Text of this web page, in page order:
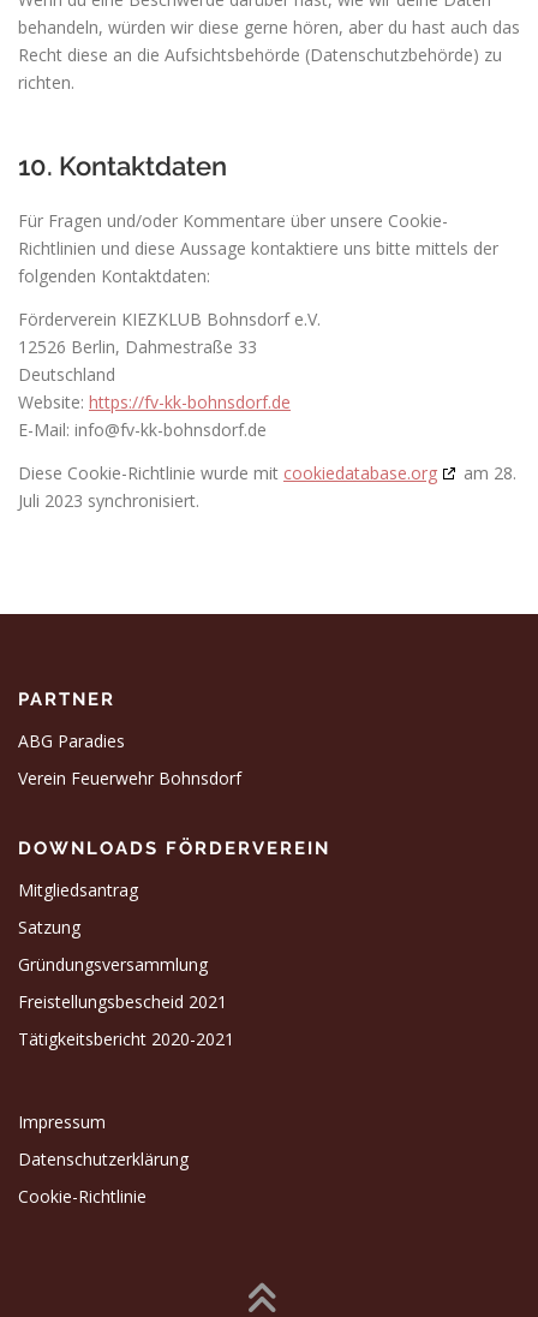
behandeln, würden wir diese gerne hören, aber du hast auch das
Recht diese an die Aufsichtsbehörde (Datenschutzbehörde) zu
richten.
10. Kontaktdaten
Für Fragen und/oder Kommentare über unsere Cookie-
Richtlinien und diese Aussage kontaktiere uns bitte mittels der
folgenden Kontaktdaten:
Förderverein KIEZKLUB Bohnsdorf e.V.
12526 Berlin, Dahmestraße 33
Deutschland
Website: https://fv-kk-bohnsdorf.de
E-Mail: info@fv-kk-bohnsdorf.de
Diese Cookie-Richtlinie wurde mit cookiedatabase.org
am 28.
Juli 2023 synchronisiert.
PARTNER
ABG Paradies
Verein Feuerwehr Bohnsdorf
DOWNLOADS FÖRDERVEREIN
Mitgliedsantrag
Satzung
Gründungsversammlung
Freistellungsbescheid 2021
Tätigkeitsbericht 2020-2021
Impressum
Datenschutzerklärung
Cookie-Richtlinie